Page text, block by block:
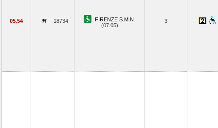
05.54 18734
FIRENZE S.M.N.
(07.05)
3